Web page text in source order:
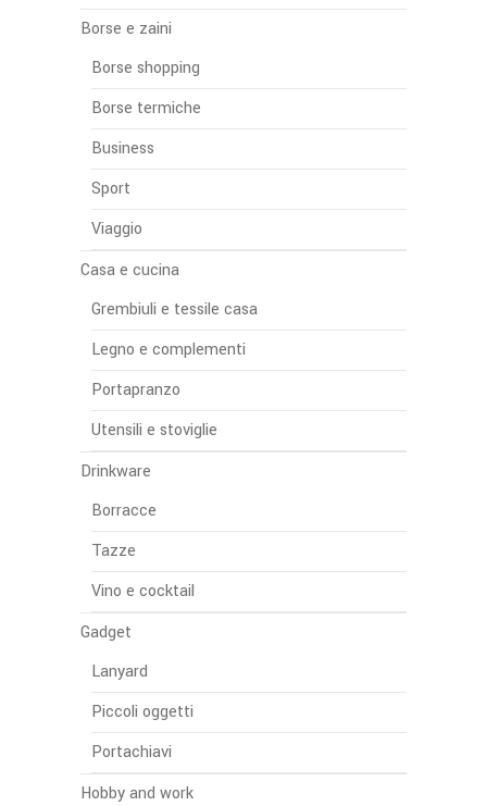
Borse e zaini
Borse shopping
Borse termiche
Business
Sport
Viaggio
Casa e cucina
Grembiuli e tessile casa
Legno e complementi
Portapranzo
Utensili e stoviglie
Drinkware
Borracce
Tazze
Vino e cocktail
Gadget
Lanyard
Piccoli oggetti
Portachiavi
Hobby and work